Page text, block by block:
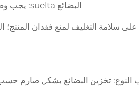
البضائع suelta: يجب وضعها على مستويات الرف العلوية مع تحديد واضح للتمييز.
سلامة التغليف لمنع فقدان
تخزين البضائع بشكل صارم حسب